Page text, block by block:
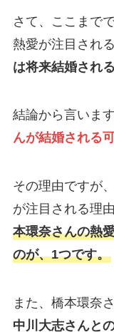
さて、ここまで
熱愛が注目され
は将来結婚され
結論から言います
んが結婚される
その理由ですが
が注目される理
本環奈さんの熱
のが、1つです。
また、橋本環奈
中川大志さんと